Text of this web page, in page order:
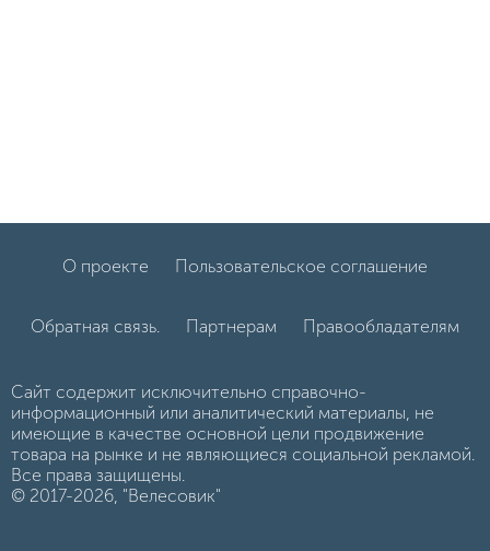
О проекте Пользовательское соглашение
Обратная связь. Партнерам Правообладателям
Сайт содержит исключительно справочно-
информационный или аналитический материалы, не
имеющие в качестве основной цели продвижение
товара на рынке и не являющиеся социальной рекламой.
Все права защищены.
© 2017-2026, "Велесовик"